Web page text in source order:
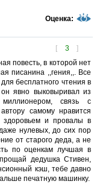
Оценка:
[ 3 ]
повесть, в которой нет
писанина ,,гения,,. Все
бесплатного чтения в
явно выковыривал из
связь с
самому нравится
и провалы в
нулевых, до сих пор
от старого деда, а не
по оценкам лучшая в
дедушка Стивен,
кэш, тебе давно
печатную машинку.